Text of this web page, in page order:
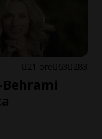
21 ore 63 283
Behrami